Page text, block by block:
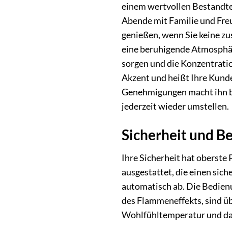
einem wertvollen
Abende mit Familie und
genießen, wenn Sie keine
eine beruhigende
sorgen und die
Akzent und heißt Ihre
Genehmigungen macht ihn
jederzeit wieder umstellen.
Sicherheit und
Ihre Sicherheit hat oberste
ausgestattet, die einen
automatisch ab. Die
des Flammeneffekts, sind
Wohlfühltemperatur und